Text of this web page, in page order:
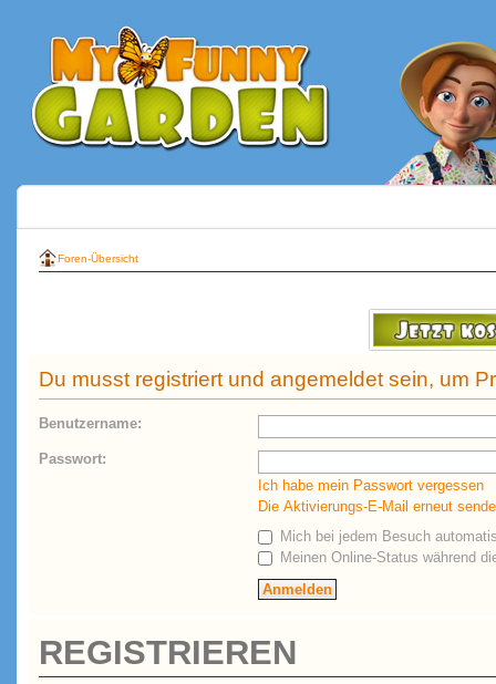
Foren-Übersicht
Du musst registriert und angemeldet sein, um
Benutzername:
Passwort:
Ich habe mein Passwort vergessen
Die Aktivierungs-E-Mail erneut
Mich bei jedem Besuch
Meinen Online-Status während
REGISTRIEREN